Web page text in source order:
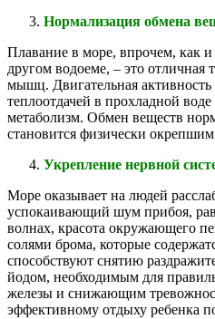
Нормализация обмена
Плавание в море, впрочем, как
другом водоеме, – это отличная
мышц. Двигательная
теплоотдачей в прохладной
метаболизм. Обмен веществ
становится физически
Укрепление нервной
Море оказывает на людей
успокаивающий шум прибоя,
волнах, красота окружающего
солями брома, которые
способствуют снятию
йодом, необходимым для
железы и снижающим
эффективному отдыху ребенка